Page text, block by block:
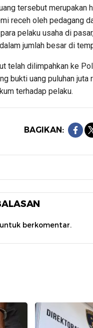
tersebut
receh oleh pedagang
pelaku usaha di
jumlah besar di
telah dilimpahkan ke
bukti uang puluhan
terhadap pelaku.
BAGIKAN:
untuk berkomentar.